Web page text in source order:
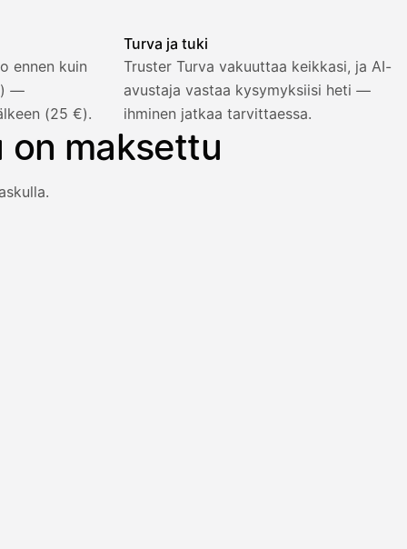
ennen kuin
—
(25 €).
Turva ja tuki
Truster Turva vakuuttaa keikkasi, ja AI-
avustaja vastaa kysymyksiisi heti —
ihminen jatkaa tarvittaessa.
maksettu
heti viiden prosentin lisähinnalla.